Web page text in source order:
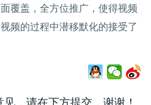
覆盖，全方位推广，使得视频
频的过程中潜移默化的接受了
，请在下方提交，谢谢！